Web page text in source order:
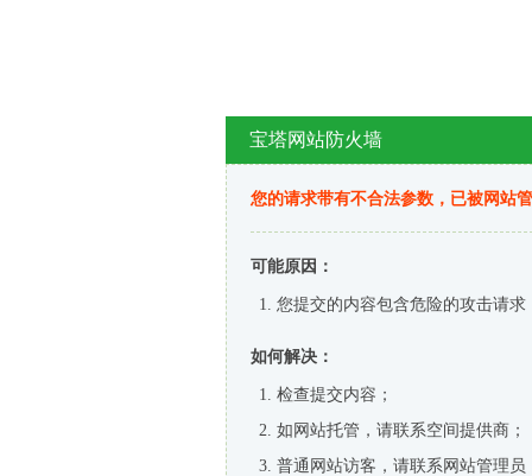
宝塔网站防火墙
您的请求带有不合法参数，已被网站
可能原因：
您提交的内容包含危险的攻击请求
如何解决：
检查提交内容；
如网站托管，请联系空间提供商；
普通网站访客，请联系网站管理员